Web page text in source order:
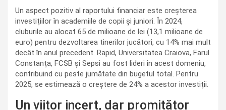
Un aspect pozitiv al raportului financiar este creșterea
investițiilor în academiile de copii și juniori. În 2024,
cluburile au alocat 65 de milioane de lei (13,1 milioane de
euro) pentru dezvoltarea tinerilor jucători, cu 14% mai mult
decât în anul precedent. Rapid, Universitatea Craiova, Farul
Constanța, FCSB și Sepsi au fost lideri în acest domeniu,
contribuind cu peste jumătate din bugetul total. Pentru
2025, se estimează o creștere de 24% a acestor investiții.
Un viitor incert, dar promițător